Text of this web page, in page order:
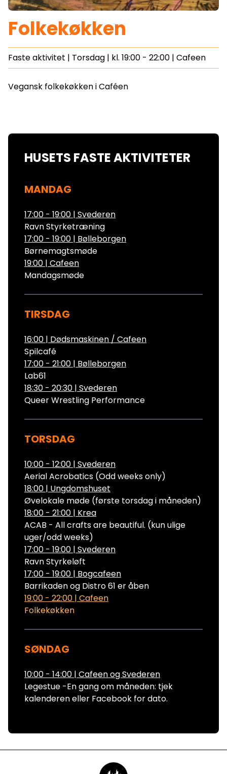
Folkekøkken
Faste aktivitet | Torsdag | kl. 19:00 - 22:00 | Cafeen
Vegansk folkekøkken i Caféen
HUSETS FASTE AKTIVITETER
MANDAG
17:00 - 19:00 | Svederen
Ravn Styrketræning
17:00 - 19:00 | Bølleborgen
Børnemagtsmøde
19:00 | Cafeen
Mandagsmøde
TIRSDAG
16:00 | Dødsmaskinen / Cafeen
Spilcafé
17:00 - 21:00 | Bølleborgen
Lab61
18:30 - 20:30 | Svederen
Queer Wrestling Performance
TORSDAG
10:00 - 12:00 | Svederen
Aerial Acrobatics (Odd weeks only)
18:00 | Ungdomshuset
Øvelokale møde (første torsdag i måneden)
18:00 - 21:00 | Krea
ACAB - All crafts are beautiful. (kun ulige
uger/odd weeks)
17:00 - 19:00 | Svederen
Ravn Styrkeløft
17:00 - 19:00 | Bogcafeen
Barrikaden og Distro 61 er åben
19:00 - 22:00 | Cafeen
Folkekøkken
SØNDAG
10:00 - 14:00 | Cafeen og Svederen
Legestue -En gang om måneden: tjek
kalenderen eller Facebook for dato.